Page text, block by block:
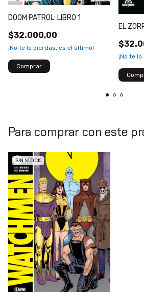
DOOM PATROL: LIBRO 1
$32.000,00
¡No te lo pierdas, es el último!
EL
¡No te
Para comprar con este
SIN STOCK